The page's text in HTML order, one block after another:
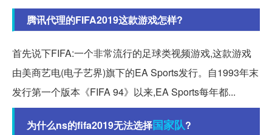
腾讯代理的FIFA2019这款游戏怎样?
首先说下FIFA:一个非常流行的足球类视频游戏,这款游戏
由美商艺电(电子艺界)旗下的EA Sports发行。自1993年末
发行第一个版本《FIFA 94》以来,EA Sports每年都...
为什么ns的fifa2019无法选择国家队?